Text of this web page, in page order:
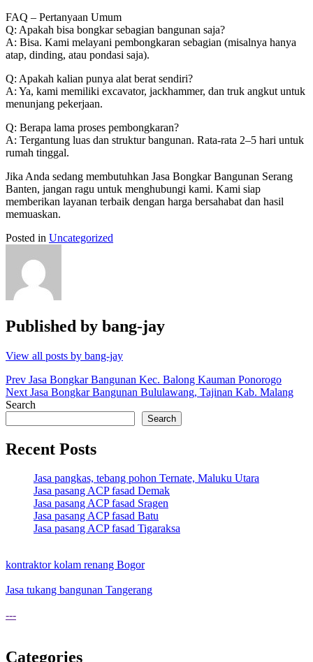
FAQ – Pertanyaan Umum
Q: Apakah bisa bongkar sebagian bangunan saja?
A: Bisa. Kami melayani pembongkaran sebagian (misalnya hanya
atap, dinding, atau pondasi saja).
Q: Apakah kalian punya alat berat sendiri?
A: Ya, kami memiliki excavator, jackhammer, dan truk angkut untuk
menunjang pekerjaan.
Q: Berapa lama proses pembongkaran?
A: Tergantung luas dan struktur bangunan. Rata-rata 2–5 hari untuk
rumah tinggal.
Jika Anda sedang membutuhkan Jasa Bongkar Bangunan Serang
Banten, jangan ragu untuk menghubungi kami. Kami siap
memberikan layanan terbaik dengan harga bersahabat dan hasil
memuaskan.
Posted in Uncategorized
Published by bang-jay
View all posts by bang-jay
Post
navigation
Prev Jasa Bongkar Bangunan Kec. Balong Kauman Ponorogo
Next Jasa Bongkar Bangunan Bululawang, Tajinan Kab. Malang
Search
Search
Recent Posts
Jasa pangkas, tebang pohon Ternate, Maluku Utara
Jasa pasang ACP fasad Demak
Jasa pasang ACP fasad Sragen
Jasa pasang ACP fasad Batu
Jasa pasang ACP fasad Tigaraksa
kontraktor kolam renang Bogor
Jasa tukang bangunan Tangerang
---
Categories